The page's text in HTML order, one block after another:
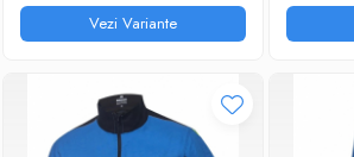
Vezi Variante